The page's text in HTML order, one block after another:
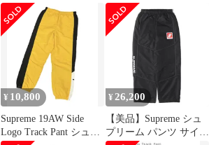
Pant/パネル トラック
パンツ/オリーブ/S
Belted Track Pant Sパネ
ルド ベルテッド サイド
ロゴ ナイロン トラック
パンツ ブラウン/オレン
¥ 10,800
Supreme 19AW Side
Logo Track Pant シュプ
¥ 26,200
【美品】Supreme シュ
プリーム パンツ サイ